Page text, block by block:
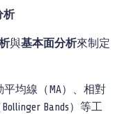
析
與基本面分析來制定
均線（MA）、相對
Bands）等工